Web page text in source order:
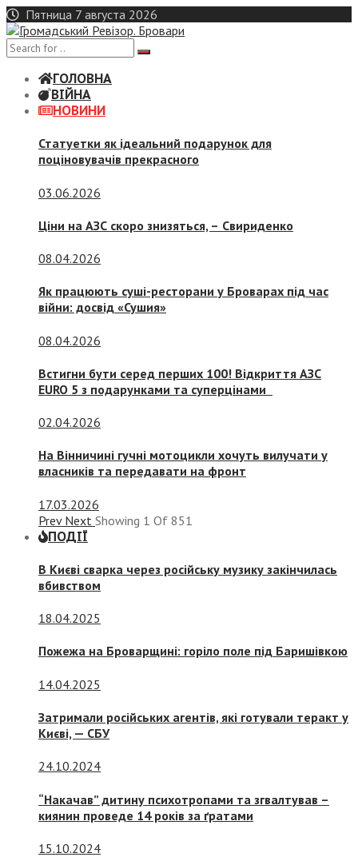
Skip
to
content
Пятница 7 августа 2026
ГОЛОВНА
ВІЙНА
НОВИНИ
Статуетки як ідеальний подарунок для
поціновувачів прекрасного
03.06.2026
Ціни на АЗС скоро знизяться, – Свириденко
08.04.2026
Як працюють суші-ресторани у Броварах під час
війни: досвід «Сушия»
08.04.2026
Встигни бути серед перших 100! Відкриття АЗС
EURO 5 з подарунками та суперцінами
02.04.2026
На Вінничині гучні мотоцикли хочуть вилучати у
власників та передавати на фронт
17.03.2026
Prev Next Showing 1 Of 851
ПОДІЇ
В Києві сварка через російську музику закінчилась
вбивством
18.04.2025
Пожежа на Броварщині: горіло поле під Баришівкою
14.04.2025
Затримали російських агентів, які готували теракт у
Києві, — СБУ
24.10.2024
“Накачав” дитину психотропами та згвалтував –
киянин проведе 14 років за ґратами
15.10.2024